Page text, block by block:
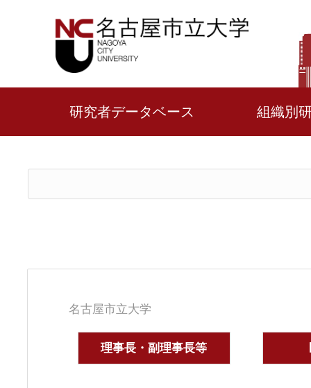
研究者データベース 組織別
名古屋市立大学
理事長・副理事長等